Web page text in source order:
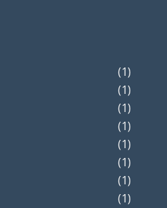
(1)
(1)
(1)
(1)
(1)
(1)
(1)
(1)